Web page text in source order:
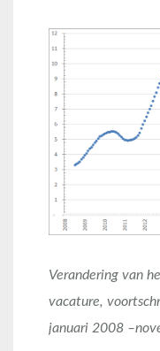
Verandering van
vacature,
januari 2008